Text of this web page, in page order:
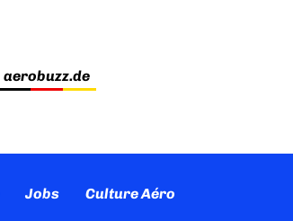
aerobuzz.de
Jobs Culture Aéro